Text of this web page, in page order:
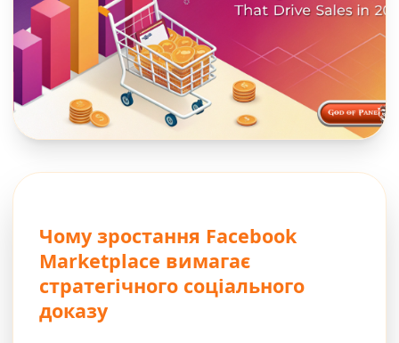
Чому зростання Facebook
Marketplace вимагає
стратегічного соціального
доказу